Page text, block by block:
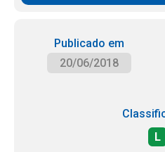
Publicado em
20/06/2018
L